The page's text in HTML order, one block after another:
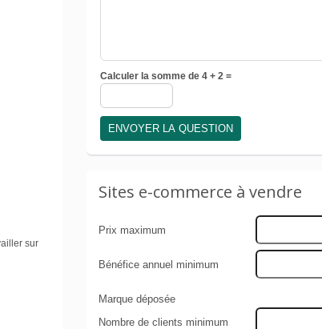
sur
Calculer la somme de 4 + 2 =
Sites e-commerce à vendre
Prix maximum
Bénéfice annuel minimum
Marque déposée
Nombre de clients minimum